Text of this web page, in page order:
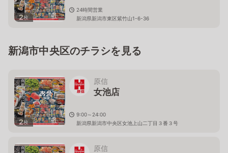
2枚
24時間営業
新潟県新潟市東区紫竹山1-6-36
新潟市中央区のチラシを見る
2枚
原信
女池店
9:00～24:00
新潟県新潟市中央区女池上山二丁目３番３号
原信